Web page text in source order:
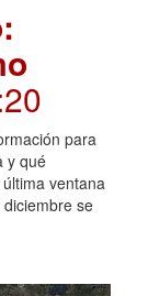
para
y qué
ventana
se